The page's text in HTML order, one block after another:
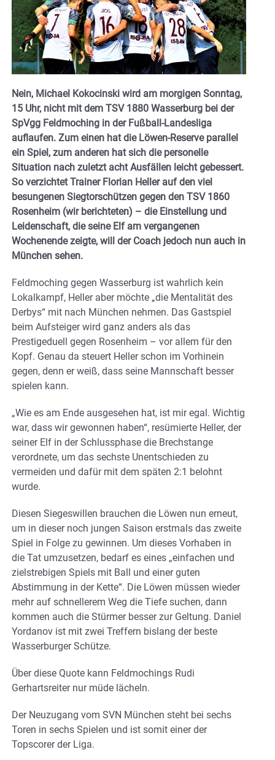
Nein, Michael Kokocinski wird am morgigen Sonntag,
15 Uhr, nicht mit dem TSV 1880 Wasserburg bei der
SpVgg Feldmoching in der Fußball-Landesliga
auflaufen. Zum einen hat die Löwen-Reserve parallel
ein Spiel, zum anderen hat sich die personelle
Situation nach zuletzt acht Ausfällen leicht gebessert.
So verzichtet Trainer Florian Heller auf den viel
besungenen Siegtorschützen gegen den TSV 1860
Rosenheim (wir berichteten) – die Einstellung und
Leidenschaft, die seine Elf am vergangenen
Wochenende zeigte, will der Coach jedoch nun auch in
München sehen.
Feldmoching gegen Wasserburg ist wahrlich kein
Lokalkampf, Heller aber möchte „die Mentalität des
Derbys“ mit nach München nehmen. Das Gastspiel
beim Aufsteiger wird ganz anders als das
Prestigeduell gegen Rosenheim – vor allem für den
Kopf. Genau da steuert Heller schon im Vorhinein
gegen, denn er weiß, dass seine Mannschaft besser
spielen kann.
„Wie es am Ende ausgesehen hat, ist mir egal. Wichtig
war, dass wir gewonnen haben“, resümierte Heller, der
seiner Elf in der Schlussphase die Brechstange
verordnete, um das sechste Unentschieden zu
vermeiden und dafür mit dem späten 2:1 belohnt
wurde.
Diesen Siegeswillen brauchen die Löwen nun erneut,
um in dieser noch jungen Saison erstmals das zweite
Spiel in Folge zu gewinnen. Um dieses Vorhaben in
die Tat umzusetzen, bedarf es eines „einfachen und
zielstrebigen Spiels mit Ball und einer guten
Abstimmung in der Kette“. Die Löwen müssen wieder
mehr auf schnellerem Weg die Tiefe suchen, dann
kommen auch die Stürmer besser zur Geltung. Daniel
Yordanov ist mit zwei Treffern bislang der beste
Wasserburger Schütze.
Über diese Quote kann Feldmochings Rudi
Gerhartsreiter nur müde lächeln.
Der Neuzugang vom SVN München steht bei sechs
Toren in sechs Spielen und ist somit einer der
Topscorer der Liga.